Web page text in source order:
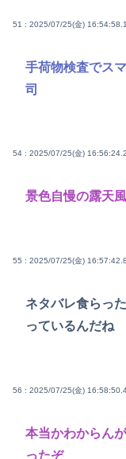
51 : 2025/07/25(金)
手荷物検査でス
司
54 : 2025/07/25(金)
景色自慢の露天
55 : 2025/07/25(金)
ネタバレ食らっ
っているんだね
56 : 2025/07/25(金)
本当かわからん
ったぞ